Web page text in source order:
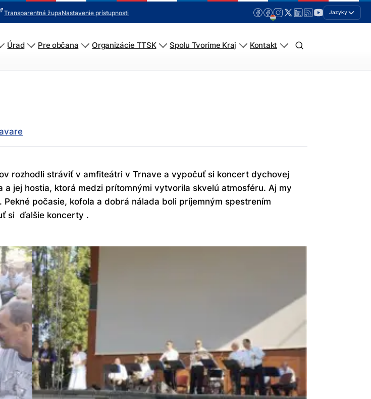
Transparentná župaNastavenie prístupnosti Jazyky
Úrad Pre občana Organizácie TTSK Spolu Tvoríme Kraj Kontakt
rozhodli stráviť v amfiteátri v Trnave a vypočuť si koncert dychovej
jej hostia, ktorá medzi prítomnými vytvorila skvelú atmosféru. Aj my
počasie, kofola a dobrá nálada boli príjemným spestrením
si ďalšie koncerty .